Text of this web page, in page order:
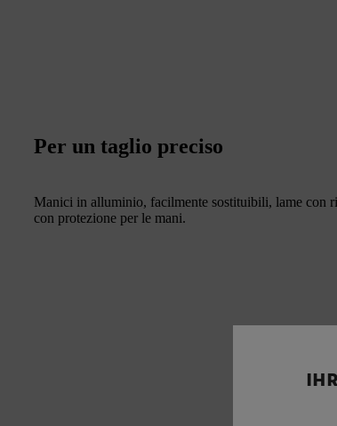
Per un taglio preciso
Manici in alluminio, facilmente sostituibili, lame con
con protezione per le mani.